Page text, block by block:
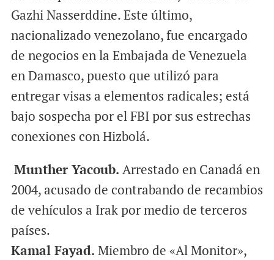
Gazhi Nasserddine. Este último,
nacionalizado venezolano, fue encargado
de negocios en la Embajada de Venezuela
en Damasco, puesto que utilizó para
entregar visas a elementos radicales; está
bajo sospecha por el FBI por sus estrechas
conexiones con Hizbolá.
Munther Yacoub. Arrestado en Canadá en
2004, acusado de contrabando de recambios
de vehículos a Irak por medio de terceros
países.
Kamal Fayad. Miembro de «Al Monitor»,